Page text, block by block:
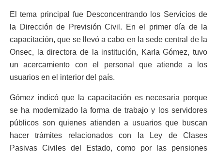
El tema principal fue Desconcentrando los Servicios de
la Dirección de Previsión Civil. En el primer día de la
capacitación, que se llevó a cabo en la sede central de la
Onsec, la directora de la institución, Karla Gómez, tuvo
un acercamiento con el personal que atiende a los
usuarios en el interior del país.
Gómez indicó que la capacitación es necesaria porque
se ha modernizado la forma de trabajo y los servidores
públicos son quienes atienden a usuarios que buscan
hacer trámites relacionados con la Ley de Clases
Pasivas Civiles del Estado, como por las pensiones